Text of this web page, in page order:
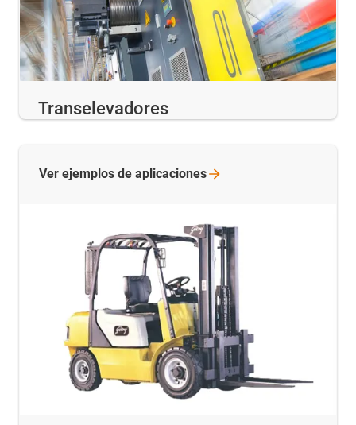
Transelevadores
Ver ejemplos de aplicaciones